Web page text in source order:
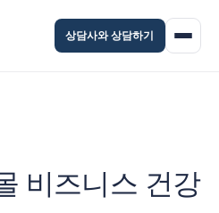
상담사와 상담하기
비즈니스 건강